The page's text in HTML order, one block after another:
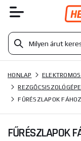
HONLAP
FŰRÉSZLAPOK
FŰRÉSZLAPOK